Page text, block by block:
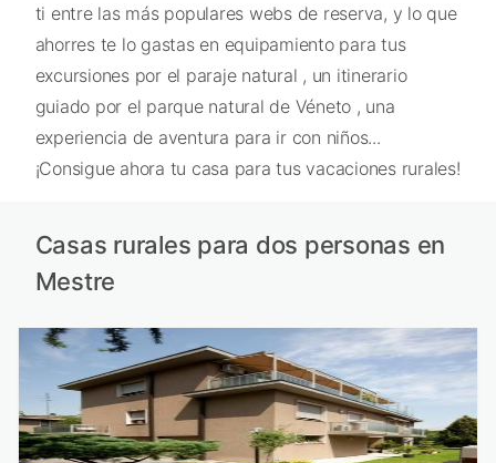
ti entre las más populares webs de reserva, y lo que
ahorres te lo gastas en equipamiento para tus
excursiones por el paraje natural , un itinerario
guiado por el parque natural de Véneto , una
experiencia de aventura para ir con niños...
¡Consigue ahora tu casa para tus vacaciones rurales!
Casas rurales para dos personas en
Mestre